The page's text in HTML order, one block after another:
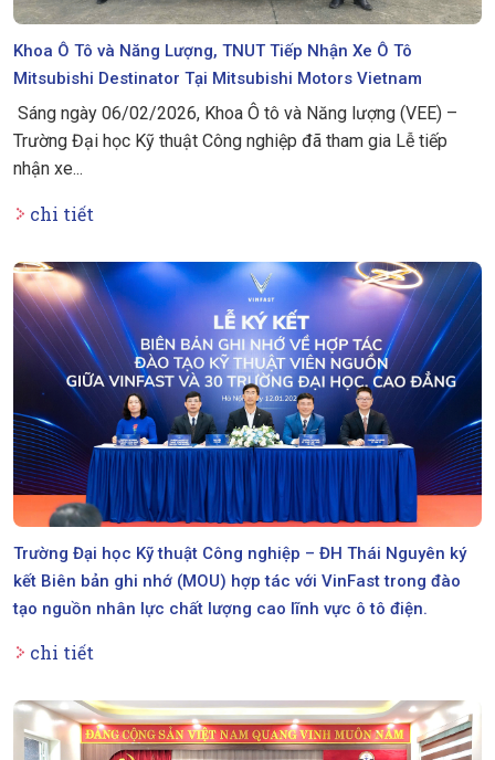
Khoa Ô Tô và Năng Lượng, TNUT Tiếp Nhận Xe Ô Tô
Mitsubishi Destinator Tại Mitsubishi Motors Vietnam
Sáng ngày 06/02/2026, Khoa Ô tô và Năng lượng (VEE) –
Trường Đại học Kỹ thuật Công nghiệp đã tham gia Lễ tiếp
nhận xe...
chi tiết
Trường Đại học Kỹ thuật Công nghiệp – ĐH Thái Nguyên ký
kết Biên bản ghi nhớ (MOU) hợp tác với VinFast trong đào
tạo nguồn nhân lực chất lượng cao lĩnh vực ô tô điện.
chi tiết